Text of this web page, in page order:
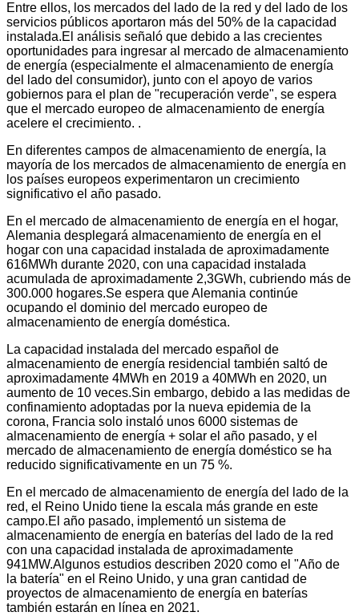
Entre ellos, los mercados del lado de la red y del lado de los
servicios públicos aportaron más del 50% de la capacidad
instalada.El análisis señaló que debido a las crecientes
oportunidades para ingresar al mercado de almacenamiento
de energía (especialmente el almacenamiento de energía
del lado del consumidor), junto con el apoyo de varios
gobiernos para el plan de "recuperación verde", se espera
que el mercado europeo de almacenamiento de energía
acelere el crecimiento. .
En diferentes campos de almacenamiento de energía, la
mayoría de los mercados de almacenamiento de energía en
los países europeos experimentaron un crecimiento
significativo el año pasado.
En el mercado de almacenamiento de energía en el hogar,
Alemania desplegará almacenamiento de energía en el
hogar con una capacidad instalada de aproximadamente
616MWh durante 2020, con una capacidad instalada
acumulada de aproximadamente 2,3GWh, cubriendo más de
300.000 hogares.Se espera que Alemania continúe
ocupando el dominio del mercado europeo de
almacenamiento de energía doméstica.
La capacidad instalada del mercado español de
almacenamiento de energía residencial también saltó de
aproximadamente 4MWh en 2019 a 40MWh en 2020, un
aumento de 10 veces.Sin embargo, debido a las medidas de
confinamiento adoptadas por la nueva epidemia de la
corona, Francia solo instaló unos 6000 sistemas de
almacenamiento de energía + solar el año pasado, y el
mercado de almacenamiento de energía doméstico se ha
reducido significativamente en un 75 %.
En el mercado de almacenamiento de energía del lado de la
red, el Reino Unido tiene la escala más grande en este
campo.El año pasado, implementó un sistema de
almacenamiento de energía en baterías del lado de la red
con una capacidad instalada de aproximadamente
941MW.Algunos estudios describen 2020 como el "Año de
la batería" en el Reino Unido, y una gran cantidad de
proyectos de almacenamiento de energía en baterías
también estarán en línea en 2021.